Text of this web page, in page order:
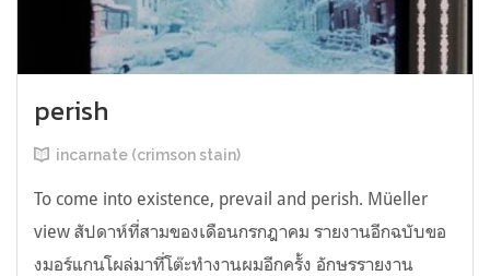
perish
incarnate (crimson stain)
To come into existence, prevail and perish. Müeller
view สัปดาห์ที่สามของเดือนกรกฎาคม รายงานอีกฉบับขอ
งมอร์แกนโผล่มาที่โต๊ะทำงานผมอีกครั้ง อักษรรายงาน